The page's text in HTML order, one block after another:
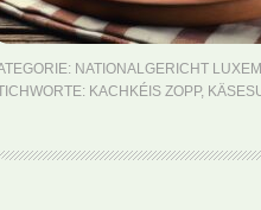
NATIONALGERICHT
KACHKÉIS ZOPP,